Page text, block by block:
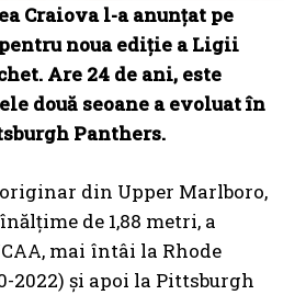
Craiova l-a anunțat pe
noua ediție a Ligii
Are 24 de ani, este
două seoane a evoluat în
Panthers.
din Upper Marlboro,
de 1,88 metri, a
mai întâi la Rhode
2022) și apoi la Pittsburgh